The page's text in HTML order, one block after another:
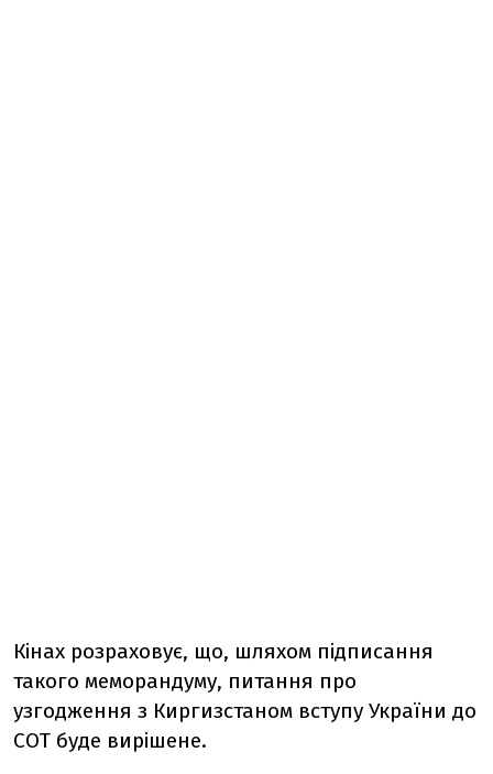
Кінах розраховує, що, шляхом підписання
такого меморандуму, питання про
узгодження з Киргизстаном вступу України до
СОТ буде вирішене.